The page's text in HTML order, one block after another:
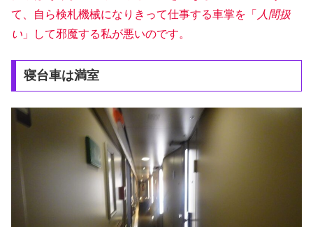
て、自ら検札機械になりきって仕事する車掌を「 人間扱
い 」して邪魔する私が悪いのです。
寝台車は満室